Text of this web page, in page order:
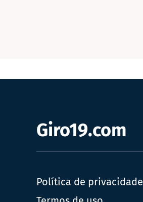
Giro19.com
Política de privacidade